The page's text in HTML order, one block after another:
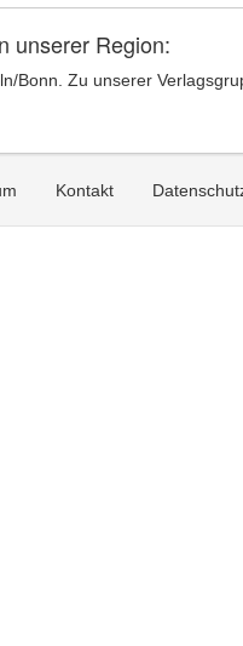
unserer Region:
Bonn. Zu unserer
Kontakt